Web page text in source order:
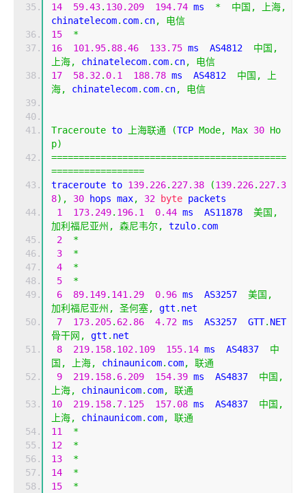
14
59.43. 130.209 194.74 ms * 中国,
上海,
chinatelecom. com. cn,
电信
15
*
16
101.95. 88.46 133.75 ms  AS4812 中国,
上海,
chinatelecom. com. cn,
电信
17
58.32. 0.1 188.78 ms  AS4812 中国,
上
海,
chinatelecom. com. cn, 电信
Traceroute to 上海联通 (TCP Mode, Max 30 Ho
p)
===========================================
=================
traceroute to 139.226. 227.38 (139.226. 227.3
8), 30 hops max, 32 byte packets
1
173.249. 196.1 0.44 ms  AS11878 美国,
加利福尼亚州,
森尼韦尔, tzulo. com
2
*
3
*
4
*
5
*
6
89.149. 141.29 0.96 ms  AS3257 美国,
加利福尼亚州,
圣何塞, gtt . net
7
173.205. 62.86 4.72 ms  AS3257  GTT.
NET
骨干网,
gtt . net
8
219.158. 102.109 155.14 ms  AS4837 中
国,
上海, chinaunicom. com,
联通
9
219.158. 6.209 154.39 ms  AS4837 中国,
上海,
chinaunicom. com,
联通
10
219.158. 7.125 157.08 ms  AS4837 中国,
上海,
chinaunicom. com,
联通
11
*
12
*
13
*
14
*
15
*